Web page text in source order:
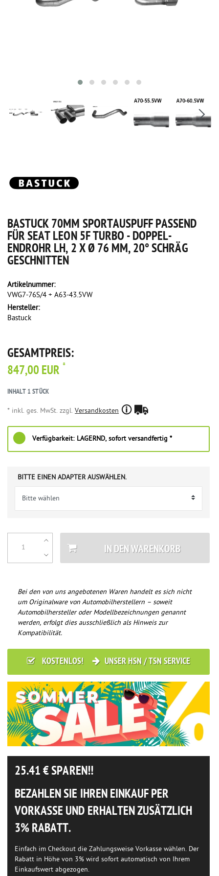
BASTUCK 70MM SPORTAUSPUFF PASSEND
FÜR SEAT LEON 5F TURBO - DOPPEL-
ENDROHR LH, 2 X Ø 76 MM, 20° SCHRÄG
GESCHNITTEN
Artikelnummer:
VWG7-76S/4 + A63-43.5VW
Hersteller:
Bastuck
GESAMTPREIS:
847,00 EUR *
INHALT 1STÜCK
* inkl. ges. MwSt. zzgl. Versandkosten
Verfügbarkeit: LAGERND, sofort versandfertig *
BITTE EINEN ADAPTER AUSWÄHLEN.
IN DEN WARENKORB
Bei den von uns angebotenen Waren handelt es sich nicht
um Originalware von Automobilherstellern – soweit
Automobilhersteller oder Modellbezeichnungen genannt
werden, erfolgt dies ausschließlich als Hinweis zur
Kompatibilität.
KOSTENLOS! UNSER HSN / TSN SERVICE
25.41€ SPAREN!!
BEZAHLEN SIE IHREN EINKAUF PER
VORKASSE UND ERHALTEN ZUSÄTZLICH
3% RABATT.
Einfach im Checkout die Zahlungsweise Vorkasse wählen. Der
Rabatt in Höhe von 3% wird sofort automatisch von Ihrem
Einkaufswert abgezogen.